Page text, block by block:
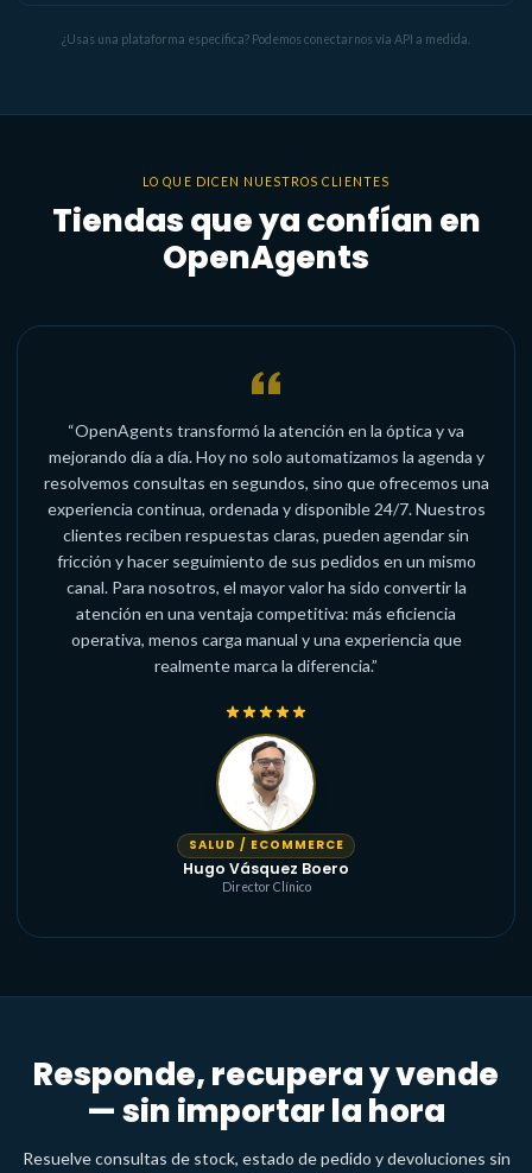
¿Usas una plataforma específica? Podemos conectarnos vía API a medida.
LO QUE DICEN NUESTROS CLIENTES
Tiendas que ya confían en
OpenAgents
“OpenAgents transformó la atención en la óptica y va
mejorando día a día. Hoy no solo automatizamos la agenda y
resolvemos consultas en segundos, sino que ofrecemos una
experiencia continua, ordenada y disponible 24/7. Nuestros
clientes reciben respuestas claras, pueden agendar sin
fricción y hacer seguimiento de sus pedidos en un mismo
canal. Para nosotros, el mayor valor ha sido convertir la
atención en una ventaja competitiva: más eficiencia
operativa, menos carga manual y una experiencia que
realmente marca la diferencia.”
SALUD / ECOMMERCE
Hugo Vásquez Boero
Director Clínico
Responde, recupera y vende
— sin importar la hora
Resuelve consultas de stock, estado de pedido y devoluciones sin